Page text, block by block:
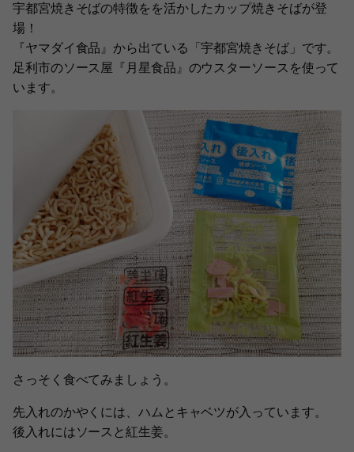
宇都宮焼きそばの特徴をを活かしたカップ焼きそばが登
場！
『ヤマダイ食品』から出ている「宇都宮焼きそば」です。
足利市のソース屋『月星食品』のウスターソースを使って
います。
さっそく食べてみましょう。
先入れのかやくには、ハムとキャベツが入っています。
後入れにはソースと紅生姜。